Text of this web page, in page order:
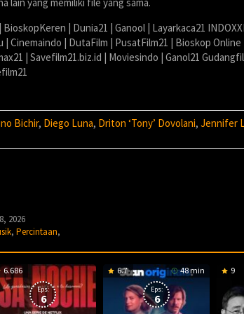
BioskopKeren | Dunia21 | Ganool | Layarkaca21
| Cinemaindo | DutaFilm | PusatFilm21 | Bioskop
| Savefilm21.biz.id | Moviesindo | Ganol21
Bichir, Diego Luna, Driton ‘Tony’ Dovolani, Jennifer
2026
, Percintaan,
6.686
Eps:
6
6.7 48 min
Eps:
6
9